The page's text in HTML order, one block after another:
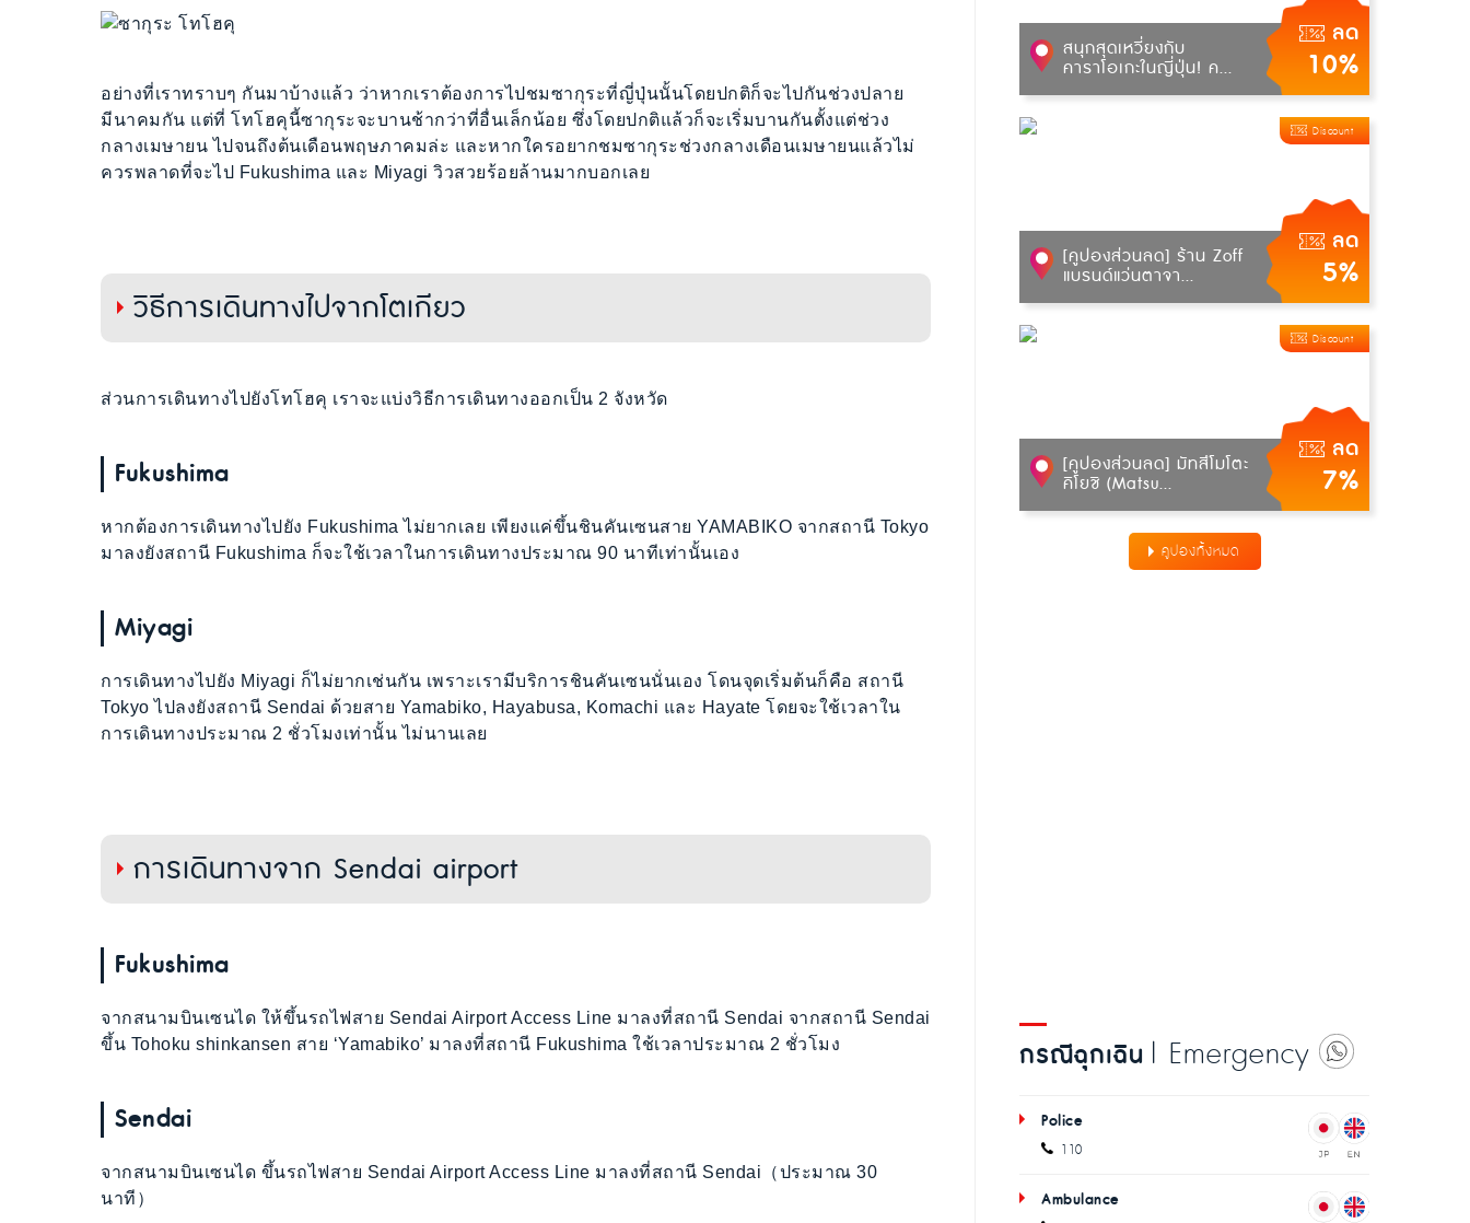
อย่างที่เราทราบๆ กันมาบ้างแล้ว ว่าหากเราต้องการไปชมซากุระที่ญี่ปุ่นนั้นโดยปกติก็จะไปกันช่วงปลาย
มีนาคมกัน แต่ที่ โทโฮคุนี้ซากุระจะบานช้ากว่าที่อื่นเล็กน้อย ซึ่งโดยปกติแล้วก็จะเริ่มบานกันตั้งแต่ช่วง
กลางเมษายน ไปจนถึงต้นเดือนพฤษภาคมล่ะ และหากใครอยากชมซากุระช่วงกลางเดือนเมษายนแล้วไม่
ควรพลาดที่จะไป Fukushima และ Miyagi วิวสวยร้อยล้านมากบอกเลย
วิธีการเดินทางไปจากโตเกียว
ส่วนการเดินทางไปยังโทโฮคุ เราจะแบ่งวิธีการเดินทางออกเป็น 2 จังหวัด
Fukushima
หากต้องการเดินทางไปยัง Fukushima ไม่ยากเลย เพียงแค่ขึ้นชินคันเซนสาย YAMABIKO จากสถานี Tokyo
มาลงยังสถานี Fukushima ก็จะใช้เวลาในการเดินทางประมาณ 90 นาทีเท่านั้นเอง
Miyagi
การเดินทางไปยัง Miyagi ก็ไม่ยากเช่นกัน เพราะเรามีบริการชินคันเซนนั่นเอง โดนจุดเริ่มต้นก็คือ สถานี
Tokyo ไปลงยังสถานี Sendai ด้วยสาย Yamabiko, Hayabusa, Komachi และ Hayate โดยจะใช้เวลาใน
การเดินทางประมาณ 2 ชั่วโมงเท่านั้น ไม่นานเลย
การเดินทางจาก Sendai airport
Fukushima
จากสนามบินเซนได ให้ขึ้นรถไฟสาย Sendai Airport Access Line มาลงที่สถานี Sendai จากสถานี Sendai
ขึ้น Tohoku shinkansen สาย ‘Yamabiko’ มาลงที่สถานี Fukushima ใช้เวลาประมาณ 2 ชั่วโมง
Sendai
จากสนามบินเซนได ขึ้นรถไฟสาย Sendai Airport Access Line มาลงที่สถานี Sendai（ประมาณ 30
นาที）
ลด
10%
สนุกสุดเหวี่ยงกับ
คาราโอเกะในญี่ปุ่น! ค...
ลด
5%
Discount
[คูปองส่วนลด] ร้าน Zoff
แบรนด์แว่นตาจา...
ลด
7%
Discount
[คูปองส่วนลด] มัทสึโมโตะ
คิโยชิ (Matsu...
คูปองทั้งหมด
กรณีฉุกเฉิน | Emergency
Police
110
Ambulance